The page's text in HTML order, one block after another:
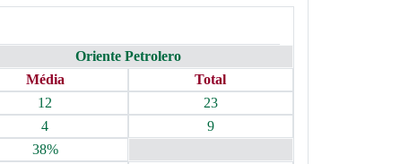
Oriente Petrolero
Média
Total
12
23
4
9
38%